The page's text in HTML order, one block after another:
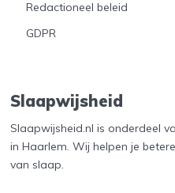
Redactioneel beleid
GDPR
Slaapwijsheid
Slaapwijsheid.nl is onderdeel
in Haarlem. Wij helpen je
van slaap.